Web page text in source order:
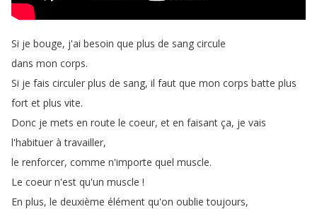
Si je bouge, j'ai besoin que plus de sang circule
dans mon corps.
Si je fais circuler plus de sang, il faut que mon corps batte plus
fort et plus vite.
Donc je mets en route le coeur, et en faisant ça, je vais
l'habituer à travailler,
le renforcer, comme n'importe quel muscle.
Le coeur n'est qu'un muscle !
En plus, le deuxième élément qu'on oublie toujours,